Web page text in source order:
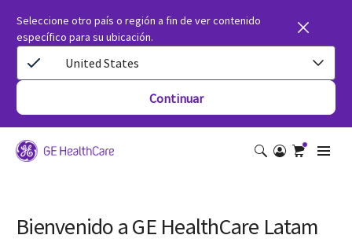
Seleccione otro país o región a fin de ver contenido
específico para su ubicación.
United States
Continuar
Bienvenido a GE HealthCare Latam